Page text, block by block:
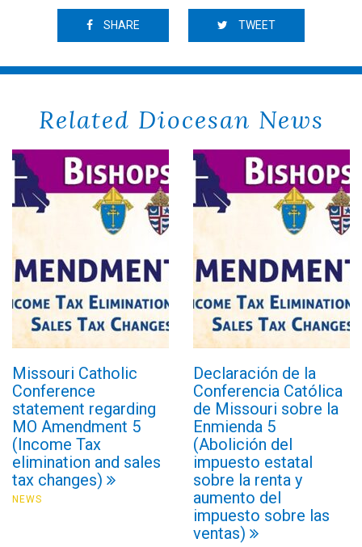
SHARE TWEET
Related Diocesan News
Missouri Catholic
Conference
statement regarding
MO Amendment 5
(Income Tax
elimination and sales
tax changes)
NEWS
Declaración de la
Conferencia Católica
de Missouri sobre la
Enmienda 5
(Abolición del
impuesto estatal
sobre la renta y
aumento del
impuesto sobre las
ventas)